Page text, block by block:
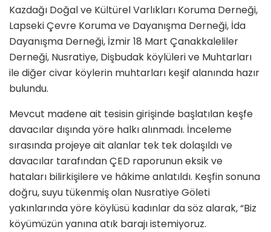
Kazdağı Doğal ve Kültürel Varlıkları Koruma Derneği,
Lapseki Çevre Koruma ve Dayanışma Derneği, İda
Dayanışma Derneği, İzmir 18 Mart Çanakkaleliler
Derneği, Nusratiye, Dişbudak köylüleri ve Muhtarları
ile diğer civar köylerin muhtarları keşif alanında hazır
bulundu.
Mevcut madene ait tesisin girişinde başlatılan keşfe
davacılar dışında yöre halkı alınmadı. İnceleme
sırasında projeye ait alanlar tek tek dolaşıldı ve
davacılar tarafından ÇED raporunun eksik ve
hataları bilirkişilere ve hâkime anlatıldı. Keşfin sonuna
doğru, suyu tükenmiş olan Nusratiye Göleti
yakınlarında yöre köylüsü kadınlar da söz alarak, “Biz
köyümüzün yanına atık barajı istemiyoruz.